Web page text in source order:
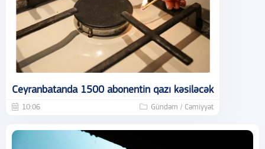
Ceyranbatanda 1500 abonentin qazı kəsiləcək
10:06 Gündəm / Cəmiyyət